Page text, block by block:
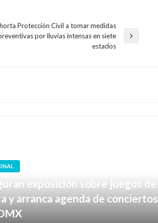
Protección Civil a tomar medidas
por lluvias intensas en siete
estados
exposición sobre juegos de
y arranca agenda de conciertos